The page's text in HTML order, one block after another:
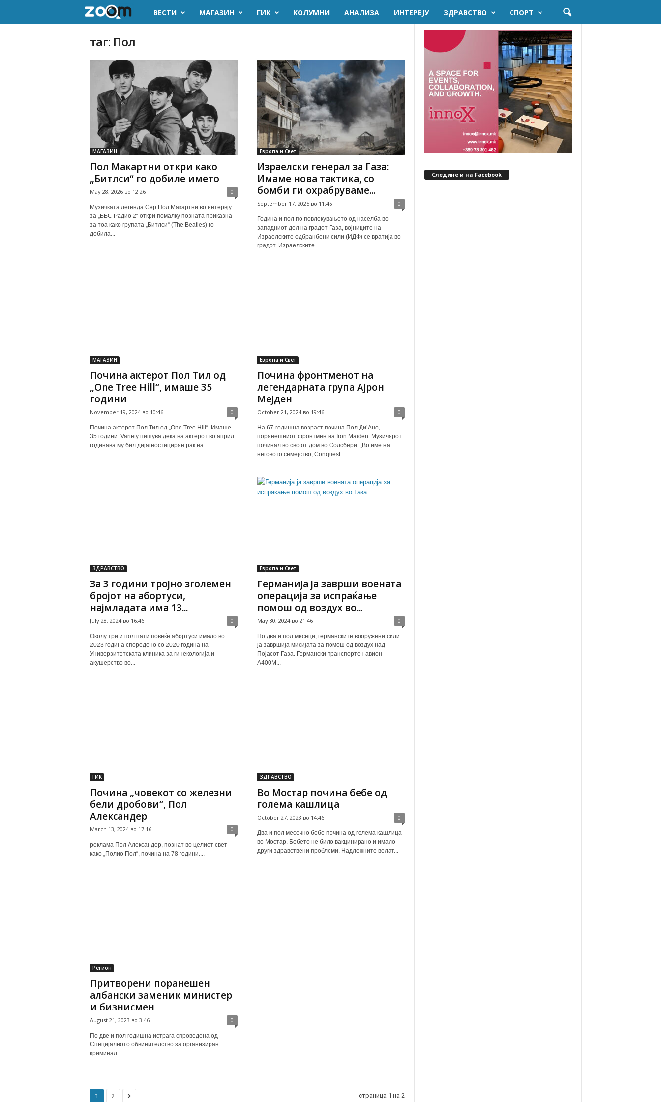
.
m
k
ВЕСТИ МАГАЗИН ГИК KОЛУМНИ AНАЛИЗА ИНТЕРВЈУ ЗДРАВСТВО СПОРТ
таг: Пол
МАГАЗИН
Пол Макартни откри како
„Битлси“ го добиле името
May 28, 2026 во 12:26 0
Музичката легенда Сер Пол Макартни во интервју
за „ББС Радио 2“ откри помалку позната приказна
за тоа како групата „Битлси“ (The Beatles) го
добила...
Европа и Свет
Израелски генерал за Газа:
Имаме нова тактика, со
бомби ги охрабруваме...
September 17, 2025 во 11:46 0
Година и пол по повлекувањето од населба во
западниот дел на градот Газа, војниците на
Израелските одбранбени сили (ИДФ) се вратија во
градот. Израелските...
МАГАЗИН
Почина актерот Пол Тил од
„One Tree Hill“, имаше 35
години
November 19, 2024 во 10:46 0
Почина актерот Пол Тил од „One Tree Hill“. Имаше
35 години. Variety пишува дека на актерот во април
годинава му бил дијагностициран рак на...
Европа и Свет
Почина фронтменот на
легендарната група Ајрон
Мејден
October 21, 2024 во 19:46 0
На 67-годишна возраст почина Пол Ди’Ано,
поранешниот фронтмен на Iron Maiden. Музичарот
починал во својот дом во Солсбери. „Во име на
неговото семејство, Conquest...
ЗДРАВСТВО
За 3 години тројно зголемен
бројот на абортуси,
најмладата има 13...
July 28, 2024 во 16:46 0
Околу три и пол пати повеќе абортуси имало во
2023 година споредено со 2020 година на
Универзитетската клиника за гинекологија и
акушерство во...
Европа и Свет
Германија ја заврши воената
операција за испраќање
помош од воздух во...
May 30, 2024 во 21:46 0
По два и пол месеци, германските вооружени сили
ја завршија мисијата за помош од воздух над
Појасот Газа. Германски транспортен авион
А400М...
ГИК
Почина „човекот со железни
бели дробови“, Пол
Александер
March 13, 2024 во 17:16 0
реклама Пол Александер, познат во целиот свет
како „Полио Пол“, почина на 78 години....
ЗДРАВСТВО
Во Мостар почина бебе од
голема кашлица
October 27, 2023 во 14:46 0
Два и пол месечно бебе почина од голема кашлица
во Мостар. Бебето не било вакцинирано и имало
други здравствени проблеми. Надлежните велат...
Регион
Притворени поранешен
албански заменик министер
и бизнисмен
August 21, 2023 во 3:46 0
По две и пол годишна истрага спроведена од
Специјалното обвинителство за организиран
криминал...
1 2 страница 1 на 2
Следине и на Facebook